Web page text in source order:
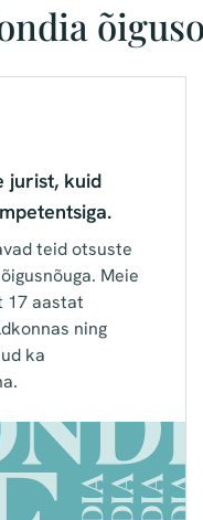
jurist, kuid
teid otsuste
Meie
17 aastat
ning
ka